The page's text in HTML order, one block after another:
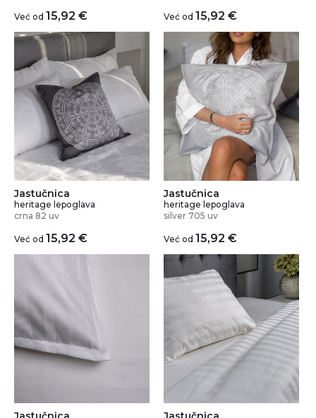
Već od 15,92 € Već od 15,92 €
Jastučnica
heritage lepoglava
crna 82 uv
Već od 15,92 €
Jastučnica
heritage lepoglava
silver 705 uv
Već od 15,92 €